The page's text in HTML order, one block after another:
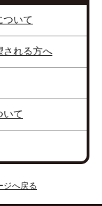
ついて
される方へ
いて
ジへ戻る